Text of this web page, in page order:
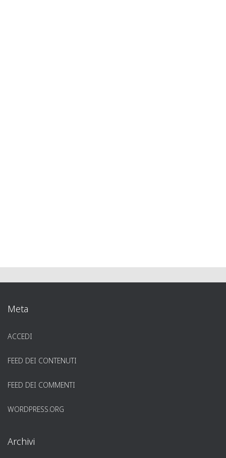
Meta
ACCEDI
FEED DEI CONTENUTI
FEED DEI COMMENTI
WORDPRESS.ORG
Archivi